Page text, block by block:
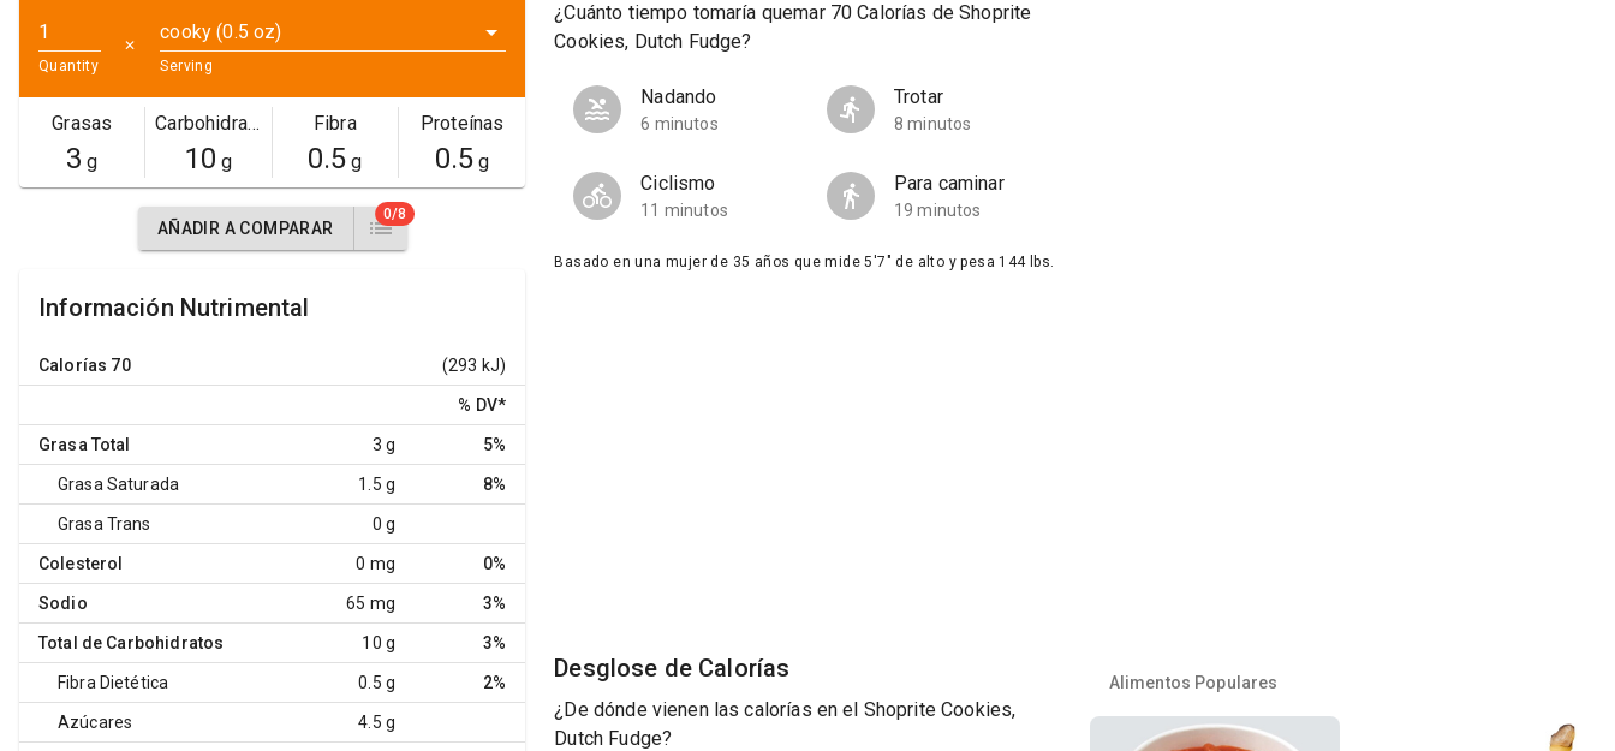
Quantity
✕
cooky (0.5 oz)
Serving
Grasas
3 g
Carbohidratos
10 g
Fibra
0.5 g
Proteínas
0.5g
AÑADIR A COMPARAR
0/8
Información Nutrimental
Calorías 70 (293 kJ)
% DV*
Grasa Total 3 g 5%
Grasa Saturada 1.5 g 8%
Grasa Trans 0 g
Colesterol 0 mg 0%
Sodio 65 mg 3%
Total de Carbohidratos 10 g 3%
Fibra Dietética 0.5 g 2%
Azúcares 4.5 g
¿Cuánto tiempo tomaría quemar 70 Calorías de Shoprite
Cookies, Dutch Fudge?
Nadando
6 minutos
Trotar
8 minutos
Ciclismo
11 minutos
Para caminar
19 minutos
Basado en una mujer de 35 años que mide 5'7" de alto y pesa 144 lbs.
Desglose de Calorías
¿De dónde vienen las calorías en el Shoprite Cookies,
Dutch Fudge?
Alimentos Populares